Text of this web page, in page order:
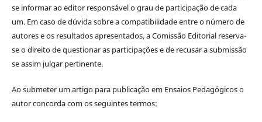
se informar ao editor responsável o grau de participação de cada
um. Em caso de dúvida sobre a compatibilidade entre o número de
autores e os resultados apresentados, a Comissão Editorial reserva-
se o direito de questionar as participações e de recusar a submissão
se assim julgar pertinente.
Ao submeter um artigo para publicação em Ensaios Pedagógicos o
autor concorda com os seguintes termos: